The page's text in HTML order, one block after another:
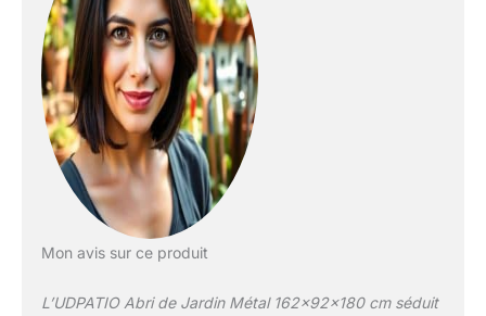
encombrant.
【Construction
métallique durable】
Fabriqué en acier
galvanisé épais, ce abri
de jardin métal résiste à
la rouille et aux
intempéries. Son
revêtement protecteur
【Toit Incliné &
Mon avis sur ce produit
L’UDPATIO Abri de Jardin Métal 162x92x180 cm séduit